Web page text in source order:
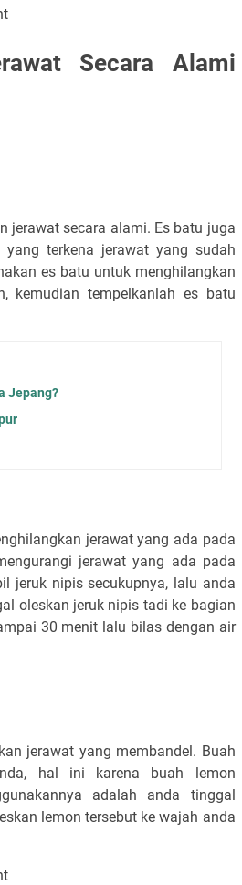
Secara Alami
jerawat secara alami. Es batu juga
terkena jerawat yang sudah
es batu untuk menghilangkan
kemudian tempelkanlah es batu
Jepang?
jerawat yang ada pada
jerawat yang ada pada
jeruk nipis secukupnya, lalu anda
oleskan jeruk nipis tadi ke bagian
30 menit lalu bilas dengan air
jerawat yang membandel. Buah
hal ini karena buah lemon
adalah anda tinggal
lemon tersebut ke wajah anda